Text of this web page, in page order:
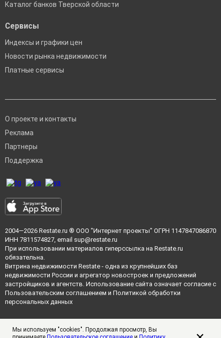
Каталог банков Тверской области
Сервисы
Индексы и графики цен
Новости рынка недвижимости
Платные сервисы
О проекте и контакты
Реклама
Партнеры
Поддержка
2004—2026 Restate.ru ® ООО "Интернет проекты" ОГРН 1147847086870
ИНН 7811574827, email sup@restate.ru
При использовании материалов гиперссылка на Restate.ru
обязательна.
Витрина недвижимости Restate - одна из крупнейших баз
недвижимости России и агрегатор новостроек и предложений
застройщиков и агентств. Использование сайта означает согласие с
Пользовательским соглашением и Политикой обработки
персональных данных
Мы используем "cookies". Продолжая просмотр, Вы